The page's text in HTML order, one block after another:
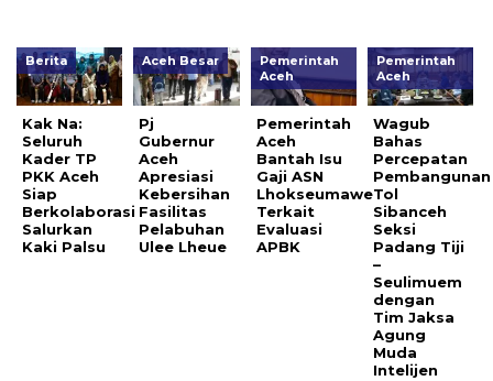
Berita
Kak Na:
Seluruh
Kader TP
PKK Aceh
Siap
Berkolaborasi
Salurkan
Kaki Palsu
Aceh Besar
Pj
Gubernur
Aceh
Apresiasi
Kebersihan
Fasilitas
Pelabuhan
Ulee Lheue
Pemerintah
Aceh
Pemerintah
Aceh
Bantah Isu
Gaji ASN
Lhokseumawe
Terkait
Evaluasi
APBK
Pemerintah
Aceh
Wagub
Bahas
Percepatan
Pembangunan
Tol
Sibanceh
Seksi
Padang Tiji
–
Seulimuem
dengan
Tim Jaksa
Agung
Muda
Intelijen